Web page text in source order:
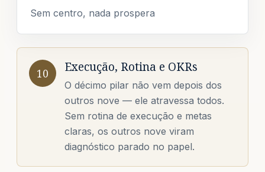
Sem centro, nada prospera
10 Execução, Rotina e OKRs
O décimo pilar não vem depois dos
outros nove — ele atravessa todos.
Sem rotina de execução e metas
claras, os outros nove viram
diagnóstico parado no papel.